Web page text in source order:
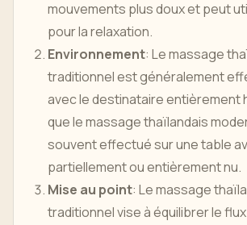
mouvements plus doux et peut
pour la relaxation.
Environnement: Le massage
traditionnel est généralement
avec le destinataire entièrement
que le massage thaïlandais
souvent effectué sur une table
partiellement ou entièrement nu.
Mise au point: Le massage
traditionnel vise à équilibrer le